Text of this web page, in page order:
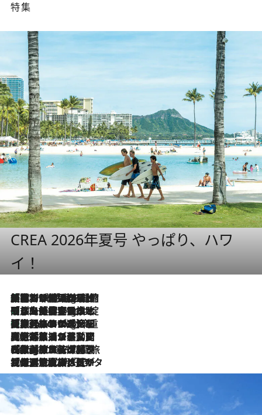
特集
CREA 2026年夏号 やっぱり、ハワ
イ！
10 Hours Ago
「荷物が増えるほど旅ストレスは増す」美容ジャーナリストがたどり着いた最終結論。“化粧品を劇的に減らす”感動の凝縮美容とは
10 Hours Ago
「旅先には金髪ウィッグを持参」日本と同じメイクでは損してる!? 美容ジャーナリストが提案する“掟破りの旅美容”とは
10 Hours Ago
【厳選旅コスメ】「身軽さ＆UV対策重視！」ヘアアーティストshucoが選んだ夏旅ベストコスメを発表【Mサイズジップ】
2026.8.5
【厳選旅コスメ】国内をあちこち移動する河井菜摘が選んだ夏旅ベストコスメ発表！「リラックスアイテムはマスト」【Mサイズジップ】
2026.8.4
【厳選旅コスメ】「紫外線＆乾燥対策しながらメイク感も！」ヘア＆メイクGeorgeが選んだ夏旅ベストコスメを発表！【Mサイズジップ】
2026.8.3
【厳選旅コスメ】「保湿もタイパ重視！」“サウナ好き”タレント清水みさとが愛用する夏旅ベストコスメを発表！【Mサイズジップ】